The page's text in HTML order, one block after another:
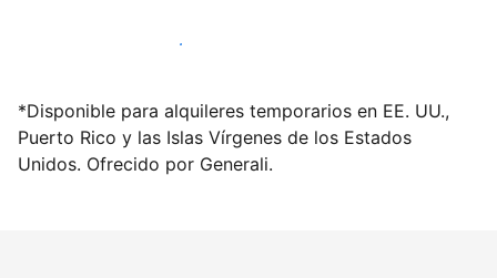
Publicá en nuestra plataforma hoy
*Disponible para alquileres temporarios en EE. UU.,
Puerto Rico y las Islas Vírgenes de los Estados
Unidos. Ofrecido por Generali.